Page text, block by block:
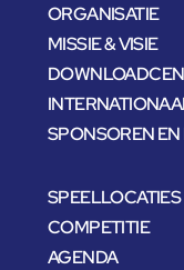
ORGANISATIE
MISSIE & VISIE
SPONSOREN
SPEELLOCATIES
COMPETITIE
AGENDA